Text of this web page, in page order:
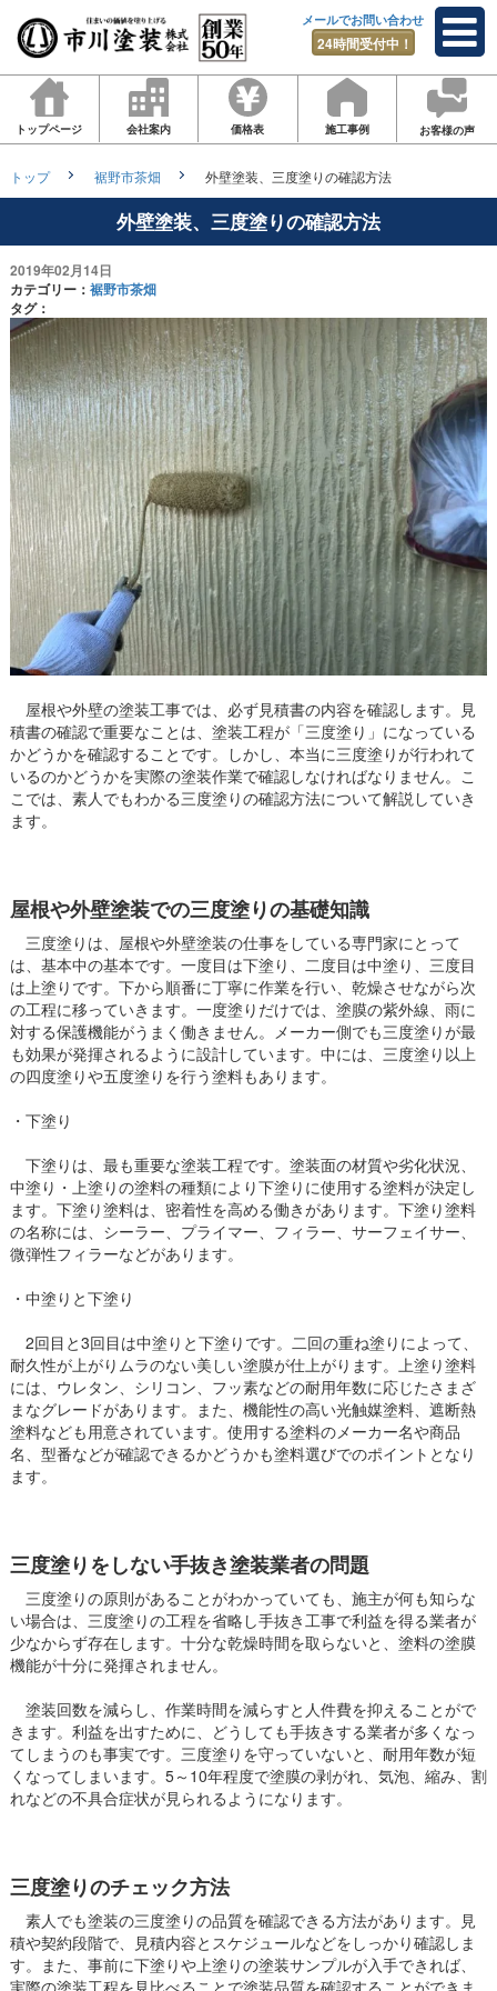
メールでお問い合わせ
24時間受付中！
トップページ 会社案内 価格表 施工事例 お客様の声
トップ 裾野市茶畑 外壁塗装、三度塗りの確認方法
外壁塗装、三度塗りの確認方法
2019年02月14日
カテゴリー： 裾野市茶畑
タグ：
屋根や外壁の塗装工事では、必ず見積書の内容を確認します。見
積書の確認で重要なことは、塗装工程が「三度塗り」になっている
かどうかを確認することです。しかし、本当に三度塗りが行われて
いるのかどうかを実際の塗装作業で確認しなければなりません。こ
こでは、素人でもわかる三度塗りの確認方法について解説していき
ます。
屋根や外壁塗装での三度塗りの基礎知識
三度塗りは、屋根や外壁塗装の仕事をしている専門家にとって
は、基本中の基本です。一度目は下塗り、二度目は中塗り、三度目
は上塗りです。下から順番に丁寧に作業を行い、乾燥させながら次
の工程に移っていきます。一度塗りだけでは、塗膜の紫外線、雨に
対する保護機能がうまく働きません。メーカー側でも三度塗りが最
も効果が発揮されるように設計しています。中には、三度塗り以上
の四度塗りや五度塗りを行う塗料もあります。
・下塗り
下塗りは、最も重要な塗装工程です。塗装面の材質や劣化状況、
中塗り・上塗りの塗料の種類により下塗りに使用する塗料が決定し
ます。下塗り塗料は、密着性を高める働きがあります。下塗り塗料
の名称には、シーラー、プライマー、フィラー、サーフェイサー、
微弾性フィラーなどがあります。
・中塗りと下塗り
2回目と3回目は中塗りと下塗りです。二回の重ね塗りによって、
耐久性が上がりムラのない美しい塗膜が仕上がります。上塗り塗料
には、ウレタン、シリコン、フッ素などの耐用年数に応じたさまざ
まなグレードがあります。また、機能性の高い光触媒塗料、遮断熱
塗料なども用意されています。使用する塗料のメーカー名や商品
名、型番などが確認できるかどうかも塗料選びでのポイントとなり
ます。
三度塗りをしない手抜き塗装業者の問題
三度塗りの原則があることがわかっていても、施主が何も知らな
い場合は、三度塗りの工程を省略し手抜き工事で利益を得る業者が
少なからず存在します。十分な乾燥時間を取らないと、塗料の塗膜
機能が十分に発揮されません。
塗装回数を減らし、作業時間を減らすと人件費を抑えることがで
きます。利益を出すために、どうしても手抜きする業者が多くなっ
てしまうのも事実です。三度塗りを守っていないと、耐用年数が短
くなってしまいます。5～10年程度で塗膜の剥がれ、気泡、縮み、割
れなどの不具合症状が見られるようになります。
三度塗りのチェック方法
素人でも塗装の三度塗りの品質を確認できる方法があります。見
積や契約段階で、見積内容とスケジュールなどをしっかり確認しま
す。また、事前に下塗りや上塗りの塗装サンプルが入手できれば、